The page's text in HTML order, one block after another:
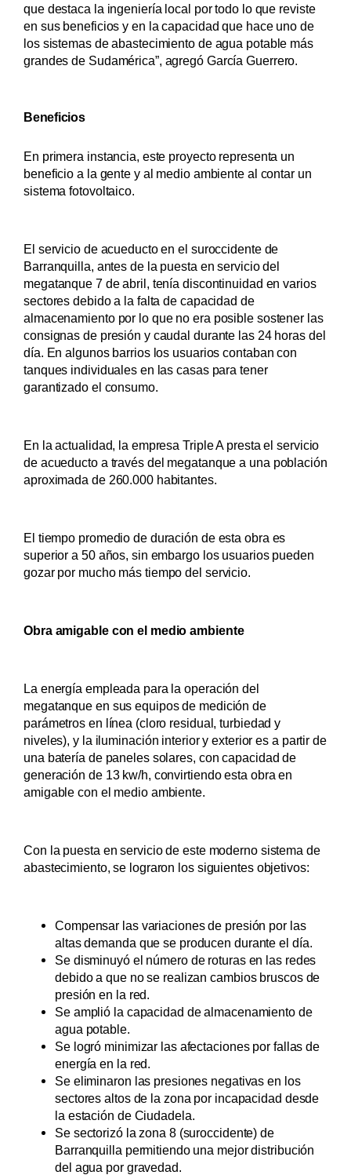
que destaca la ingeniería local por todo lo que reviste
en sus beneficios y en la capacidad que hace uno de
los sistemas de abastecimiento de agua potable más
grandes de Sudamérica”, agregó García Guerrero.
Beneficios
En primera instancia, este proyecto representa un
beneficio a la gente y al medio ambiente al contar un
sistema fotovoltaico.
El servicio de acueducto en el suroccidente de
Barranquilla, antes de la puesta en servicio del
megatanque 7 de abril, tenía discontinuidad en varios
sectores debido a la falta de capacidad de
almacenamiento por lo que no era posible sostener las
consignas de presión y caudal durante las 24 horas del
día. En algunos barrios los usuarios contaban con
tanques individuales en las casas para tener
garantizado el consumo.
En la actualidad, la empresa Triple A presta el servicio
de acueducto a través del megatanque a una población
aproximada de 260.000 habitantes.
El tiempo promedio de duración de esta obra es
superior a 50 años, sin embargo los usuarios pueden
gozar por mucho más tiempo del servicio.
Obra amigable con el medio ambiente
La energía empleada para la operación del
megatanque en sus equipos de medición de
parámetros en línea (cloro residual, turbiedad y
niveles), y la iluminación interior y exterior es a partir de
una batería de paneles solares, con capacidad de
generación de 13 kw/h, convirtiendo esta obra en
amigable con el medio ambiente.
Con la puesta en servicio de este moderno sistema de
abastecimiento, se lograron los siguientes objetivos:
Compensar las variaciones de presión por las
altas demanda que se producen durante el día.
Se disminuyó el número de roturas en las redes
debido a que no se realizan cambios bruscos de
presión en la red.
Se amplió la capacidad de almacenamiento de
agua potable.
Se logró minimizar las afectaciones por fallas de
energía en la red.
Se eliminaron las presiones negativas en los
sectores altos de la zona por incapacidad desde
la estación de Ciudadela.
Se sectorizó la zona 8 (suroccidente) de
Barranquilla permitiendo una mejor distribución
del agua por gravedad.